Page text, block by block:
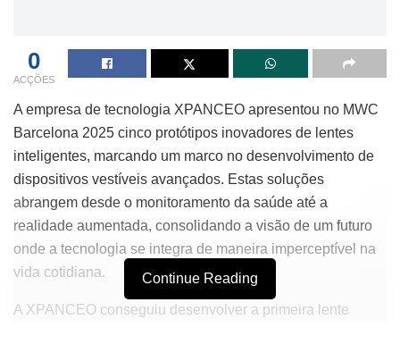
0
ACÇÕES
A empresa de tecnologia XPANCEO apresentou no MWC
Barcelona 2025 cinco protótipos inovadores de lentes
inteligentes, marcando um marco no desenvolvimento de
dispositivos vestíveis avançados. Estas soluções
abrangem desde o monitoramento da saúde até a
realidade aumentada, consolidando a visão de um futuro
onde a tecnologia se integra de maneira imperceptível na
vida cotidiana.
A XPANCEO conseguiu desenvolver a primeira lente
Continue Reading